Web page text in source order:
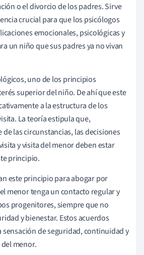
o el divorcio de los padres. Sirve
crucial para que los psicólogos
emocionales, psicológicas y
un niño que sus padres ya no vivan
uno de los principios
superior del niño. De ahí que este
a la estructura de los
La teoría estipula que,
las circunstancias, las decisiones
y visita del menor deben estar
principio.
este principio para abogar por
menor tenga un contacto regular y
progenitores, siempre que no
y bienestar. Estos acuerdos
de seguridad, continuidad y
menor.